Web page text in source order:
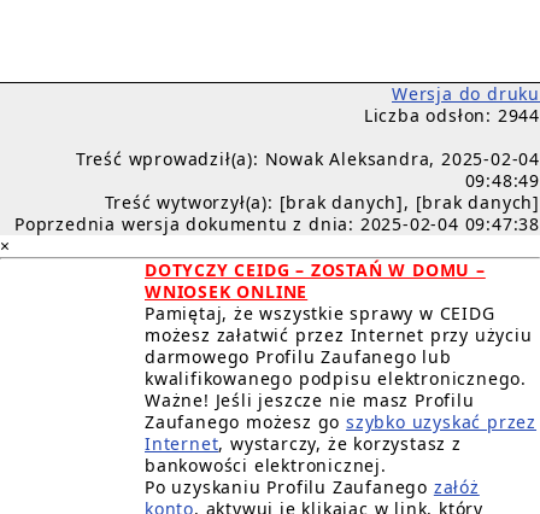
Wersja do druku
Liczba odsłon: 2944
Treść wprowadził(a): Nowak Aleksandra, 2025-02-04
09:48:49
Treść wytworzył(a): [brak danych], [brak danych]
Poprzednia wersja dokumentu z dnia: 2025-02-04 09:47:38
×
DOTYCZY CEIDG – ZOSTAŃ W DOMU –
WNIOSEK ONLINE
Pamiętaj, że wszystkie sprawy w CEIDG
możesz załatwić przez Internet przy użyciu
darmowego Profilu Zaufanego lub
kwalifikowanego podpisu elektronicznego.
Ważne! Jeśli jeszcze nie masz Profilu
Zaufanego możesz goszybko uzyskać przez
Internet, wystarczy, że korzystasz z
bankowości elektronicznej.
Po uzyskaniu Profilu Zaufanego załóż
konto, aktywuj je klikając w link, który